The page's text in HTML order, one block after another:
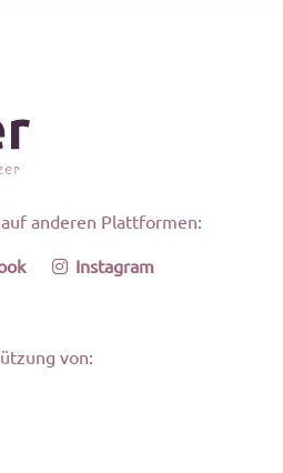
anderen Plattformen:
Instagram
von: